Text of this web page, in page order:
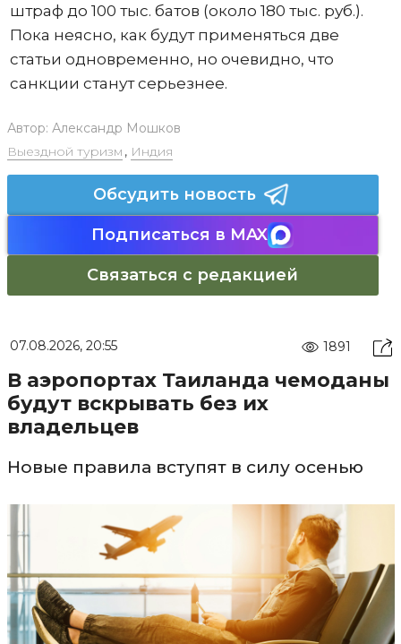
штраф до 100 тыс. батов (около 180 тыс. руб.).
Пока неясно, как будут применяться две
статьи одновременно, но очевидно, что
санкции станут серьезнее.
Автор: Александр Мошков
Выездной туризм , Индия
Обсудить новость
Подписаться в MAX
Связаться с редакцией
07.08.2026, 20:55 1891
В аэропортах Таиланда чемоданы
будут вскрывать без их
владельцев
Новые правила вступят в силу осенью